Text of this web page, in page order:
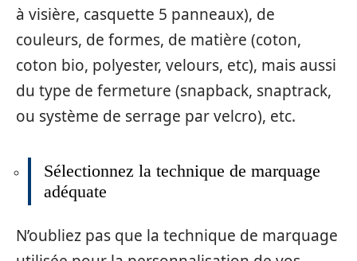
à visière, casquette 5 panneaux), de
couleurs, de formes, de matière (coton,
coton bio, polyester, velours, etc), mais aussi
du type de fermeture (snapback, snaptrack,
ou système de serrage par velcro), etc.
Sélectionnez la technique de marquage
adéquate
N’oubliez pas que la technique de marquage